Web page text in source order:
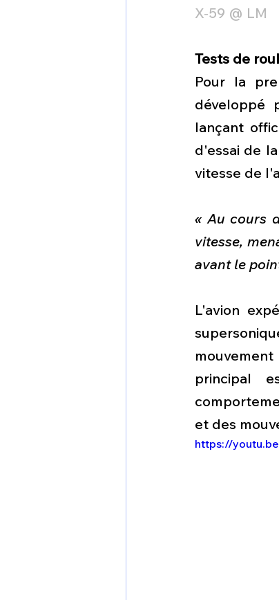
X-59 @ LM
Tests de
Pour la
développé
lançant
d'essai de
vitesse de
« Au cours
vitesse,
avant le
L'avion
principal
et des
https://